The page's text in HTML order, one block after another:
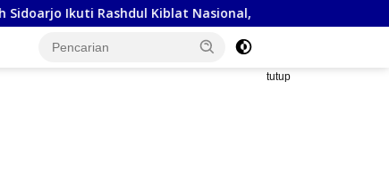
Kiblat Nasional, Siapkan Penyesuaian Arah Kiblat
tutup